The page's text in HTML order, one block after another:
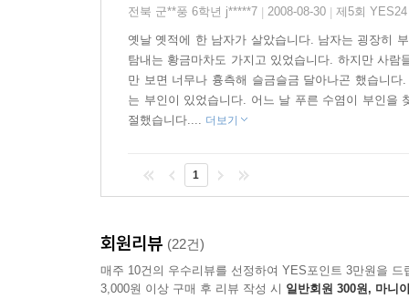
전북 군**풍 6학년 j*****7
2008-08-30 제5회
옛날 옛적에 한 남자가 살았습니다. 남자는 굉장히
탐내는 황금마차도 가지고 있었습니다. 하지만 사
만 보면 너무나 흉측해 슬금슬금 달아나곤 했습니
는 부인이 있었습니다. 어느 날 푸른 수염이 부인을
절했습니다.... 더보기
1
회원리뷰 (22건)
매주 10건의 우수리뷰를 선정하여 YES포인트 3만원을 드
3,000원 이상 구매 후 리뷰 작성 시 일반회원 300원, 마니